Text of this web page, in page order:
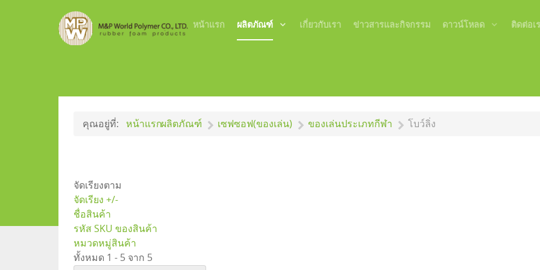
หน้าแรก ผลิตภัณฑ์ เกี่ยวกับเรา ข่าวสารและกิจกรรม ดาวน์โหลด ติดต่อเ
คุณอยู่ที่: หน้าแรกผลิตภัณฑ์ เซฟซอฟ(ของเล่น) ของเล่นประเภทกีฬา โบว์ลิ่ง
จัดเรียงตาม
จัดเรียง +/-
ชื่อสินค้า
รหัส SKU ของสินค้า
หมวดหมู่สินค้า
ทั้งหมด 1 - 5 จาก 5